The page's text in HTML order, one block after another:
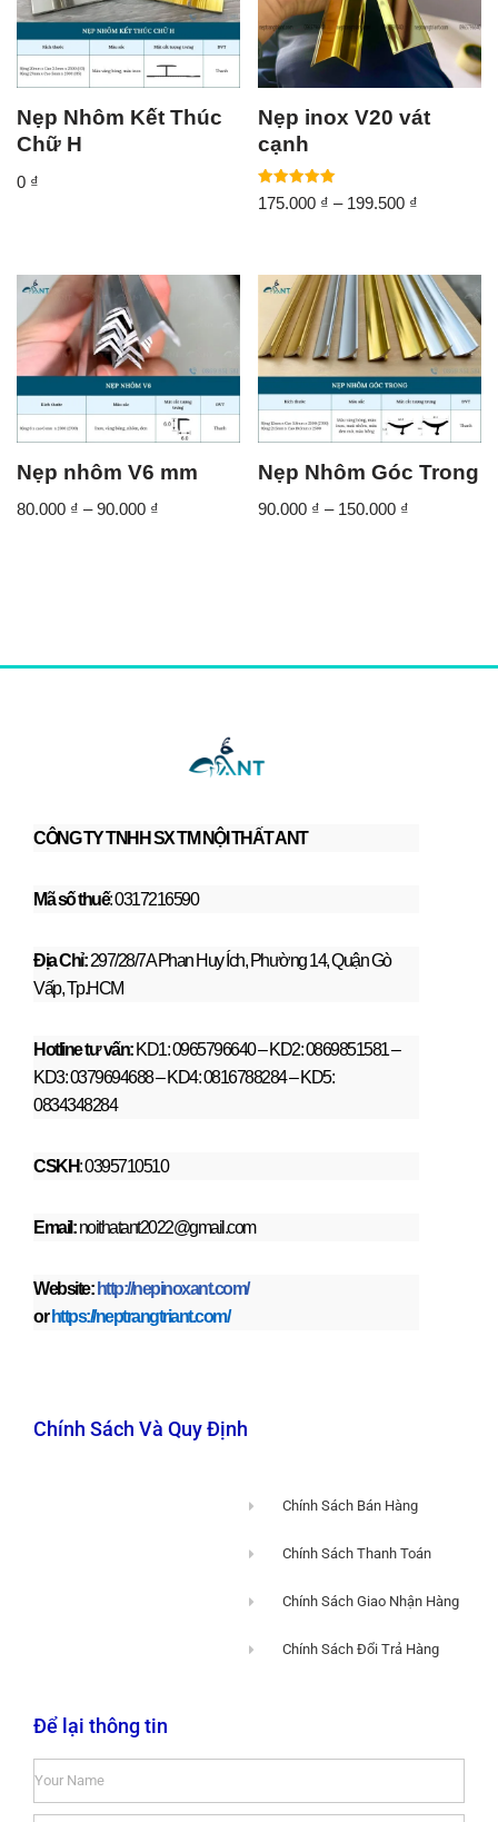
Nẹp Nhôm Kết Thúc
Chữ H
0 ₫
Nẹp inox V20 vát
cạnh
Được xếp
hạng
175.000 ₫ – 199.500 ₫
Nẹp nhôm V6 mm
80.000 ₫ – 90.000 ₫
Nẹp Nhôm Góc Trong
90.000 ₫ – 150.000 ₫
CÔNG TY TNHH SX TM NỘI THẤT ANT
Mã số thuế: 0317216590
Địa Chỉ:297/28/7A Phan Huy Ích, Phường 14, Quận Gò
Vấp, Tp.HCM
Hotline tư vấn:KD1: 0965796640 – KD2: 0869851581 –
KD3: 0379694688 – KD4: 0816788284 – KD5:
0834348284
CSKH: 0395710510
Email:noithatant2022@gmail.com
Website: http://nepinoxant.com/
or https://neptrangtriant.com/
Chính Sách Và Quy Định
Chính Sách Bán Hàng
Chính Sách Thanh Toán
Chính Sách Giao Nhận Hàng
Chính Sách Đổi Trả Hàng
Để lại thông tin